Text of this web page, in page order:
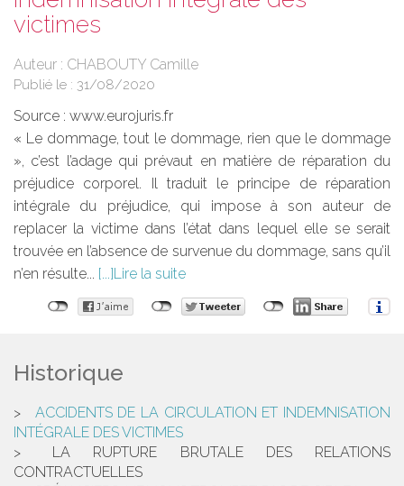
victimes
Auteur : CHABOUTY Camille
Publié le : 31/08/2020
Source : www.eurojuris.fr
« Le dommage, tout le dommage, rien que le dommage
», c’est l’adage qui prévaut en matière de réparation du
préjudice corporel. Il traduit le principe de réparation
intégrale du préjudice, qui impose à son auteur de
replacer la victime dans l’état dans lequel elle se serait
trouvée en l’absence de survenue du dommage, sans qu’il
n’en résulte...
Lire la suite
Historique
ACCIDENTS DE LA CIRCULATION ET INDEMNISATION
INTÉGRALE DES VICTIMES
LA RUPTURE BRUTALE DES RELATIONS
CONTRACTUELLES